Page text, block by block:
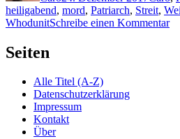
heiligabend, mord, Patriarch, Streit,
WhodunitSchreibe einen Kommentarzu
Seiten
Alle Titel (A-Z)
Datenschutzerklärung
Impressum
Kontakt
Über